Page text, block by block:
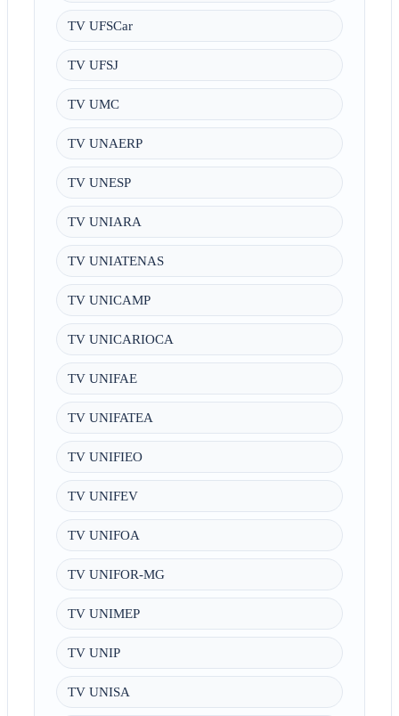
TV UFSCar
TV UFSJ
TV UMC
TV UNAERP
TV UNESP
TV UNIARA
TV UNIATENAS
TV UNICAMP
TV UNICARIOCA
TV UNIFAE
TV UNIFATEA
TV UNIFIEO
TV UNIFEV
TV UNIFOA
TV UNIFOR-MG
TV UNIMEP
TV UNIP
TV UNISA